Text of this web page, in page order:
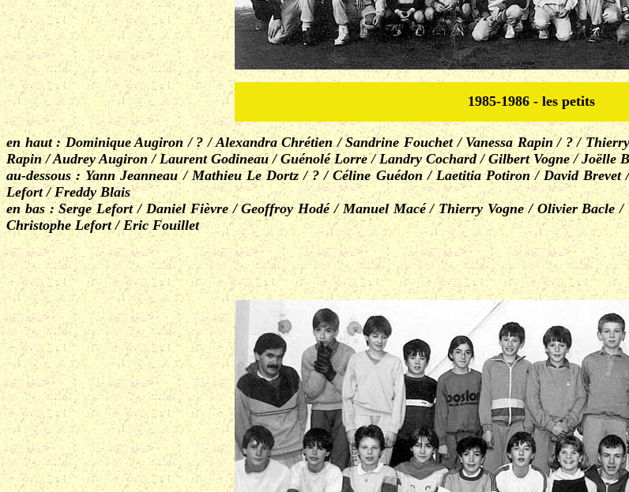
1985-1986 - les petits
en haut : Dominique Augiron / ? / Alexandra Chrétien / Sandrine Fouchet / Vanessa Rapin / ? /
Rapin / Audrey Augiron / Laurent Godineau / Guénolé Lorre / Landry Cochard / Gilbert Vogne / Joëlle
au-dessous : Yann Jeanneau / Mathieu Le Dortz / ? / Céline Guédon / Laetitia Potiron / David
Lefort / Freddy Blais
en bas : Serge Lefort / Daniel Fièvre / Geoffroy Hodé / Manuel Macé / Thierry Vogne / Olivier Bacle
Christophe Lefort / Eric Fouillet